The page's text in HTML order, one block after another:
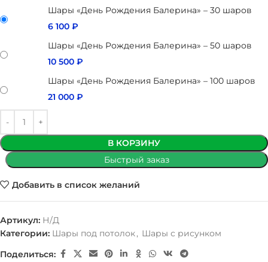
Шары «День Рождения Балерина» – 30 шаров
6 100 ₽
Шары «День Рождения Балерина» – 50 шаров
10 500 ₽
Шары «День Рождения Балерина» – 100 шаров
21 000 ₽
В КОРЗИНУ
Быстрый заказ
Добавить в список желаний
Артикул: Н/Д
Категории: Шары под потолок, Шары с рисунком
Поделиться: